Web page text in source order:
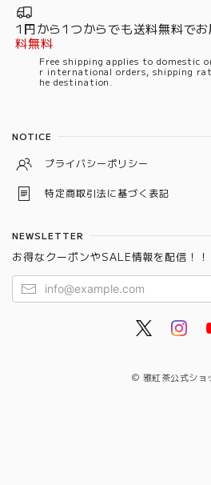
1円から1つからでも送料無料で
料無料
Free shipping applies to domestic
r international orders, shipping
he destination.
NOTICE
プライバシーポリシー
特定商取引法に基づく表記
NEWSLETTER
お得なクーポンやSALE情報を配信！！
© 雅紅茶公式ショ